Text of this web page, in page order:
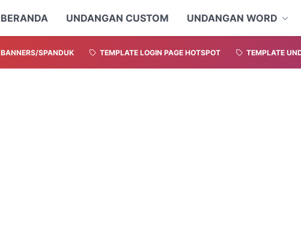
BERANDA UNDANGAN CUSTOM UNDANGAN WORD
BANNERS/SPANDUK TEMPLATE LOGIN PAGE HOTSPOT TEMPLATE